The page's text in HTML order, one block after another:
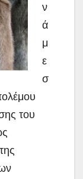
ν
ά
μ
ε
σ
του
της